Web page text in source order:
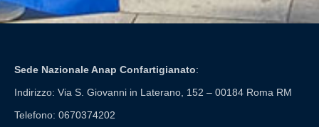
Sede Nazionale Anap Confartigianato:
Indirizzo: Via S. Giovanni in Laterano, 152 – 00184 Roma RM
Telefono: 0670374202